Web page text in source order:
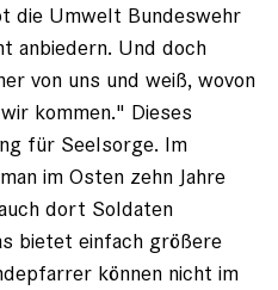
die Umwelt Bundeswehr
anbiedern. Und doch
von uns und weiß, wovon
kommen." Dieses
für Seelsorge. Im
im Osten zehn Jahre
dort Soldaten
bietet einfach größere
können nicht im